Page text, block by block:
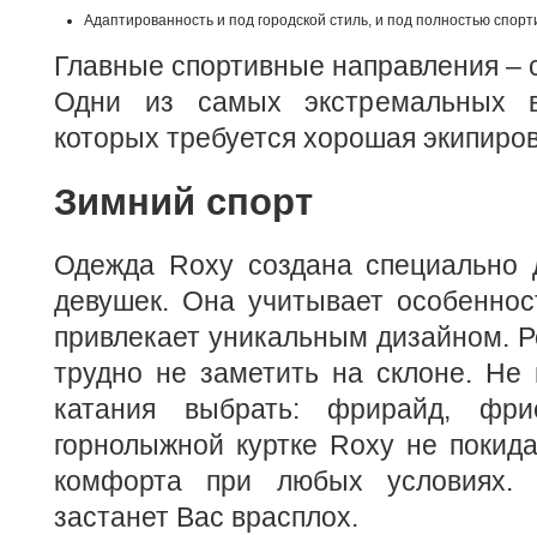
Адаптированность и под городской стиль, и под полностью
Главные спортивные направления –
Одни из самых экстремальных
которых требуется хорошая
Зимний спорт
Одежда Roxy создана специально
девушек. Она учитывает
привлекает уникальным дизайном.
трудно не заметить на склоне. Не
катания выбрать: фрирайд,
горнолыжной куртке Roxy не
комфорта при любых
застанет Вас врасплох.